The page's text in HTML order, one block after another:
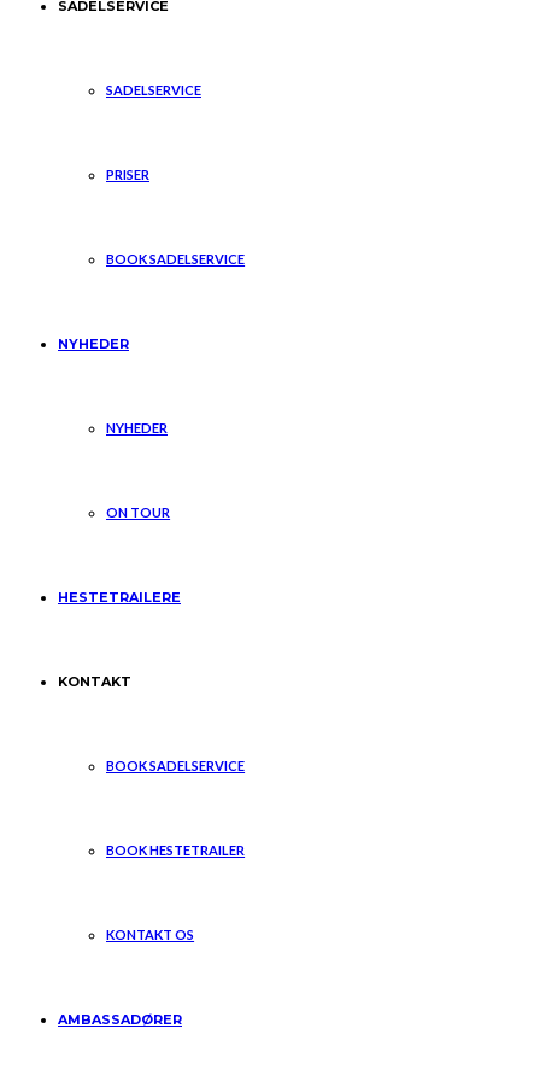
SADELSERVICE
SADELSERVICE
PRISER
BOOK SADELSERVICE
NYHEDER
NYHEDER
ON TOUR
HESTETRAILERE
KONTAKT
BOOK SADELSERVICE
BOOK HESTETRAILER
KONTAKT OS
AMBASSADØRER